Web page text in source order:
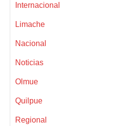
Internacional
Limache
Nacional
Noticias
Olmue
Quilpue
Regional